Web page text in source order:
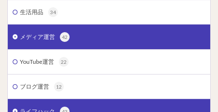
生活用品 34
メディア運営 42
YouTube運営 22
ブログ運営 12